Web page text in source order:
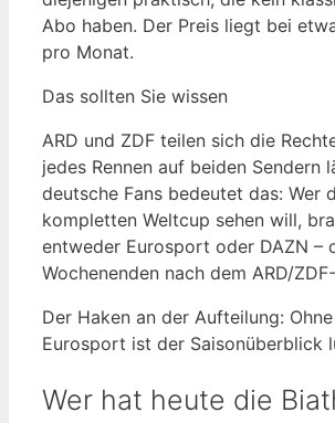
Abo haben. Der Preis liegt bei
pro Monat.
Das sollten Sie wissen
ARD und ZDF teilen sich die
jedes Rennen auf beiden Sendern
deutsche Fans bedeutet das: Wer
kompletten Weltcup sehen will,
entweder Eurosport oder DAZN –
Wochenenden nach dem ARD/
Der Haken an der Aufteilung:
Eurosport ist der Saisonüberblick
Wer hat heute die